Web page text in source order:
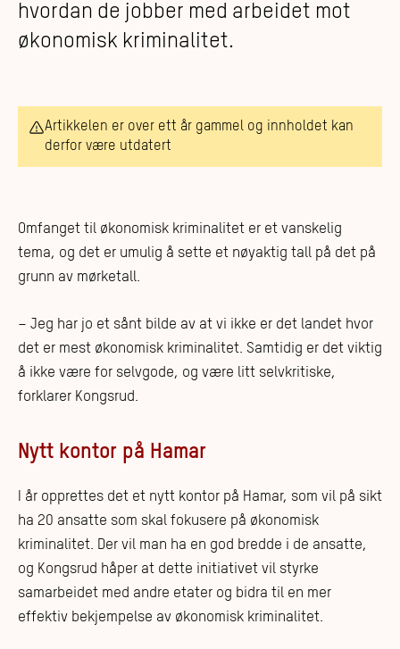
hvordan de jobber med arbeidet mot
økonomisk kriminalitet.
Artikkelen er over ett år gammel og innholdet kan
derfor være utdatert
Omfanget til økonomisk kriminalitet er et vanskelig
tema, og det er umulig å sette et nøyaktig tall på det på
grunn av mørketall.
– Jeg har jo et sånt bilde av at vi ikke er det landet hvor
det er mest økonomisk kriminalitet. Samtidig er det viktig
å ikke være for selvgode, og være litt selvkritiske,
forklarer Kongsrud.
Nytt kontor på Hamar
I år opprettes det et nytt kontor på Hamar, som vil på sikt
ha 20 ansatte som skal fokusere på økonomisk
kriminalitet. Der vil man ha en god bredde i de ansatte,
og Kongsrud håper at dette initiativet vil styrke
samarbeidet med andre etater og bidra til en mer
effektiv bekjempelse av økonomisk kriminalitet.